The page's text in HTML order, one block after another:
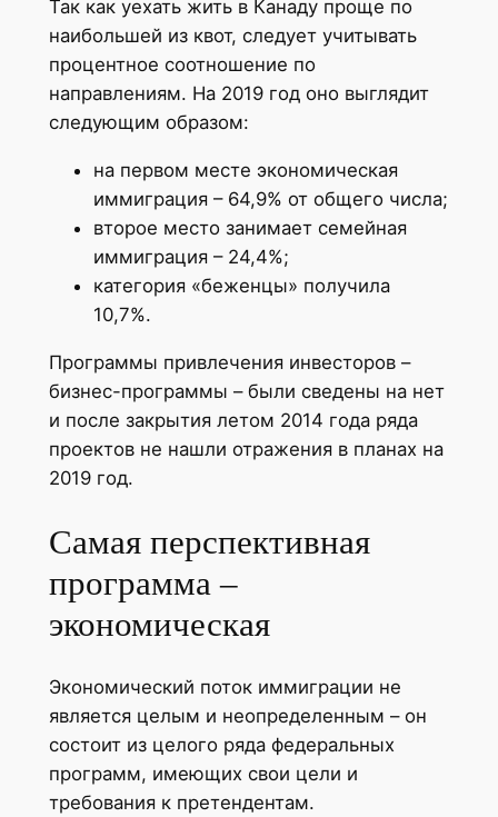
Так как уехать жить в Канаду проще по
наибольшей из квот, следует учитывать
процентное соотношение по
направлениям. На 2019 год оно выглядит
следующим образом:
на первом месте экономическая
иммиграция – 64,9% от общего числа;
второе место занимает семейная
иммиграция – 24,4%;
категория «беженцы» получила
10,7%.
Программы привлечения инвесторов –
бизнес-программы – были сведены на нет
и после закрытия летом 2014 года ряда
проектов не нашли отражения в планах на
2019 год.
Самая перспективная
программа –
экономическая
Экономический поток иммиграции не
является целым и неопределенным – он
состоит из целого ряда федеральных
программ, имеющих свои цели и
требования к претендентам.